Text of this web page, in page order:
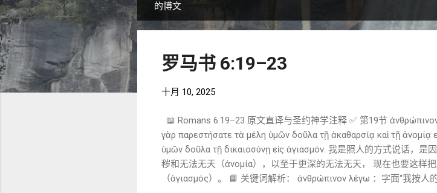
文
的博文
罗马书 6:19–23
十月 10, 2025
📖 Romans 6:19–23 原文直译与圣约神学注释 ✅ 第19节
γὰρ παρεστήσατε τὰ μέλη ὑμῶν δοῦλα τῇ ἀκαθαρσίᾳ καὶ τῇ ἀνομίᾳ
ὑμῶν δοῦλα τῇ δικαιοσύνῃ εἰς ἁγιασμόν. 我是照人的方式说话，
秽和无法无天（ἀνομία），以至于更深的无法无天， 现在也要这样
（ἁγιασμός）。 📘 关键词解析： ἀνθρώπινον λέγω ：字面“我按